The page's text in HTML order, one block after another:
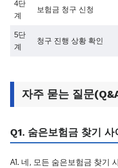
4단
계
보험금 청구 신청
5단
계
청구 진행 상황 확인
자주 묻는 질문
Q1. 숨은보험금 찾기
A1. 네, 모든 숨은보험금 찾기